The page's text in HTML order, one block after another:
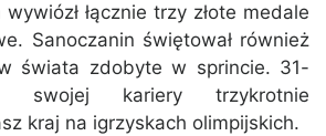
łącznie trzy złote medale
Sanoczanin świętował również
świata zdobyte w sprincie. 31-
swojej kariery trzykrotnie
kraj na igrzyskach olimpijskich.